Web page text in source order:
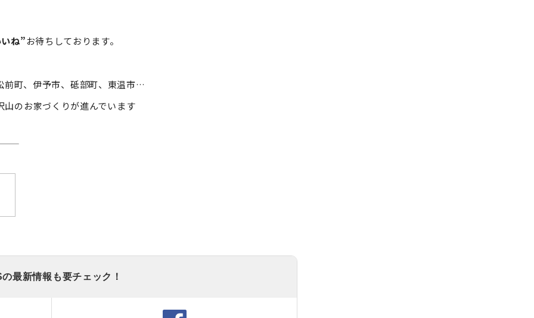
ね”お待ちしております。
前町、伊予市、砥部町、東温市…
山のお家づくりが進んでいます
最新情報も要チェック！